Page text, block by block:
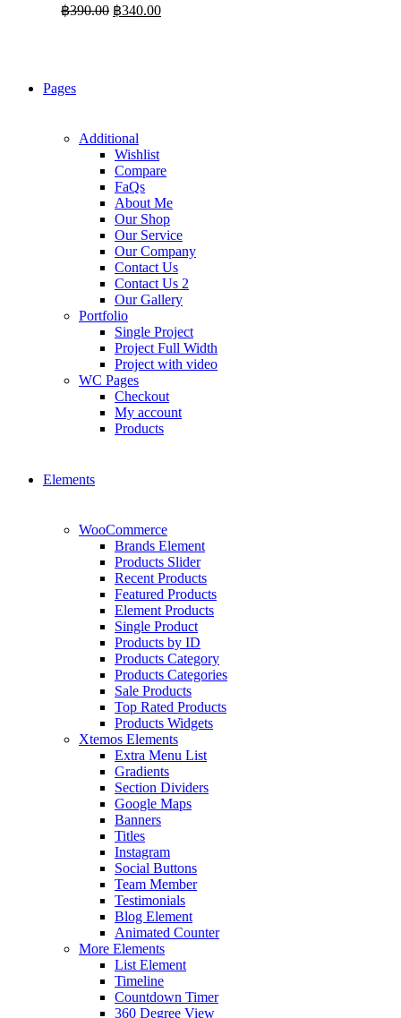
฿390.00 Original
฿340.00Current
Pages
Additional
Wishlist
Compare
FaQs
About Me
Our Shop
Our Service
Our Company
Contact Us
Contact Us 2
Our Gallery
Portfolio
Single Project
Project Full Width
Project with video
WC Pages
Checkout
My account
Products
Elements
WooCommerce
Brands Element
Products Slider
Recent Products
Featured Products
Element Products
Single Product
Products by ID
Products Category
Products Categories
Sale Products
Top Rated Products
Products Widgets
Xtemos Elements
Extra Menu List
Gradients
Section Dividers
Google Maps
Banners
Titles
Instagram
Social Buttons
Team Member
Testimonials
Blog Element
Animated Counter
More Elements
List Element
Timeline
Countdown Timer
360 Degree View